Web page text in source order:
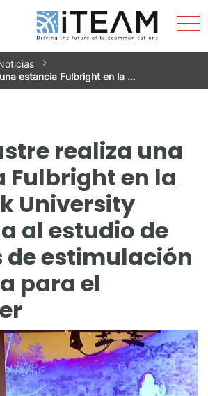
estancia Fulbright en la …
realiza una
Fulbright en la
University
al estudio de
estimulación
para el